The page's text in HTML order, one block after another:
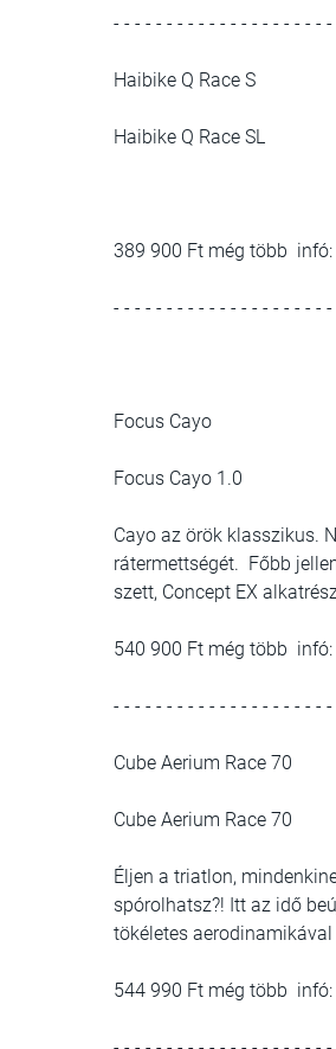
- - - - - - - - - - - - - - - - - - - -
Haibike Q Race S
Haibike Q Race SL
389 900 Ft még több
- - - - - - - - - - - - - - - - - - - -
Focus Cayo
Focus Cayo 1.0
Cayo az örök klasszikus.
rátermettségét. Főbb
szett, Concept EX
540 900 Ft még több
- - - - - - - - - - - - - - - - - - - -
Cube Aerium Race 70
Cube Aerium Race 70
Éljen a triatlon,
spórolhatsz?! Itt az idő
tökéletes
544 990 Ft még több